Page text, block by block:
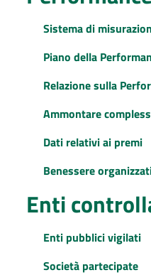
Sistema di
Piano della
Relazione sulla
Ammontare
Dati relativi ai premi
Benessere
Enti
Enti pubblici vigilati
Società partecipate